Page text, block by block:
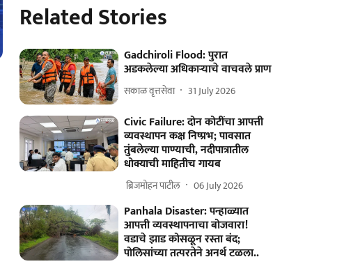
Related Stories
Gadchiroli Flood: पुरात
अडकलेल्या अधिकाऱ्याचे वाचवले प्राण
सकाळ वृत्तसेवा 31 July 2026
Civic Failure: दोन कोटींचा आपत्ती
व्यवस्थापन कक्ष निष्प्रभ; पावसात
तुंबलेल्या पाण्याची, नदीपात्रातील
धोक्याची माहितीच गायब
​ ब्रिजमोहन पाटील 06 July 2026
Panhala Disaster: पन्हाळ्यात
आपत्ती व्यवस्थापनाचा बोजवारा!
वडाचे झाड कोसळून रस्ता बंद;
पोलिसांच्या तत्परतेने अनर्थ टळला..